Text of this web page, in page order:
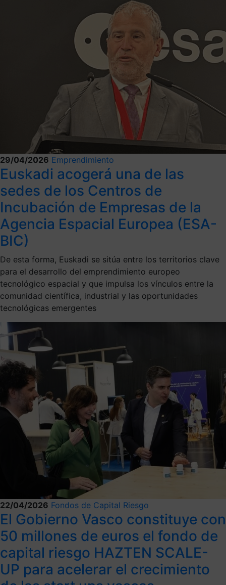
29/04/2026 Emprendimiento
Euskadi acogerá una de las
sedes de los Centros de
Incubación de Empresas de la
Agencia Espacial Europea (ESA-
BIC)
De esta forma, Euskadi se sitúa entre los territorios clave
para el desarrollo del emprendimiento europeo
tecnológico espacial y que impulsa los vínculos entre la
comunidad científica, industrial y las oportunidades
tecnológicas emergentes
22/04/2026 Fondos de Capital Riesgo
El Gobierno Vasco constituye con
50 millones de euros el fondo de
capital riesgo HAZTEN SCALE-
UP para acelerar el crecimiento